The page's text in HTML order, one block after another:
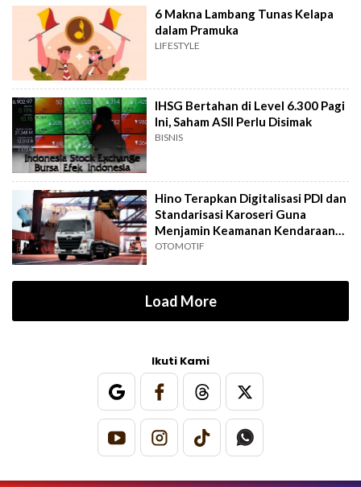
6 Makna Lambang Tunas Kelapa
dalam Pramuka
LIFESTYLE
IHSG Bertahan di Level 6.300 Pagi
Ini, Saham ASII Perlu Disimak
BISNIS
Hino Terapkan Digitalisasi PDI dan
Standarisasi Karoseri Guna
Menjamin Keamanan Kendaraan
Niaga
OTOMOTIF
Load More
Ikuti Kami